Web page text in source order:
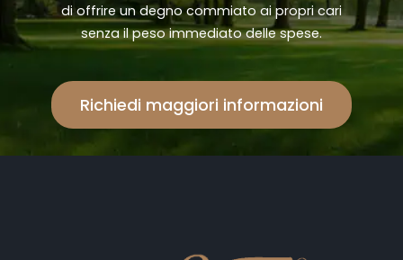
di offrire un degno commiato ai propri cari
senza il peso immediato delle spese.
Richiedi maggiori informazioni